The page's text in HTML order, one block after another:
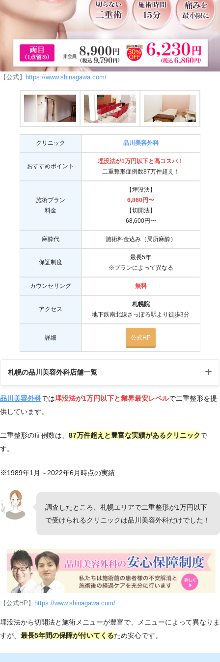
【公式】 https://www.shinagawa.com/
クリニック 品川美容外科
おすすめポイント
埋没法が1万円以下と高コスパ！
二重整形症例数87万件超え！
施術プラン
料金
【埋没法】
6,860円〜
【切開法】
68,600円〜
麻酔代 施術料金込み（局所麻酔）
保証制度
最長5年
※プランによって異なる
カウンセリング 無料
アクセス
札幌院
地下鉄南北線さっぽろ駅より徒歩3分
詳細 公式HP
札幌の品川美容外科店舗一覧
札
〒060-0004北海道札幌市
地下鉄南北線
10:0
品川美容外科では埋没法が1万円以下と業界最安レベルで二重整形を提
供しています。
二重整形の症例数は、 87万件超えと豊富な実績があるクリニックで
す。
※1989年1月～2022年6月時点の実績
調査したところ、札幌エリアで二重整形が1万円以下
で受けられるクリニックは品川美容外科だけでした！
【公式HP】 https://www.shinagawa.com/
埋没法から切開法と施術メニューが豊富で、メニューによって異なりま
すが、 最長5年間の保障が付いてくるため安心です。